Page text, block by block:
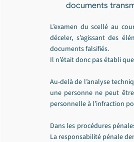
documents
L’examen du scellé au
déceler, s’agissant des
documents falsifiés.
Il n’était donc pas établi
Au-delà de l’analyse
une personne ne peut
personnelle à l’infraction
Dans les procédures
La responsabilité pénale